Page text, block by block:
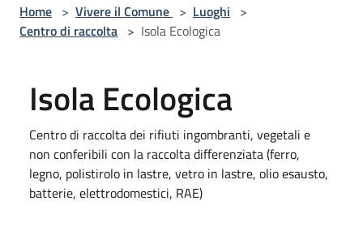
Home > Vivere il Comune > Luoghi >
Centro di raccolta > Isola Ecologica
Isola Ecologica
Centro di raccolta dei rifiuti ingombranti, vegetali e
non conferibili con la raccolta differenziata (ferro,
legno, polistirolo in lastre, vetro in lastre, olio esausto,
batterie, elettrodomestici, RAE)